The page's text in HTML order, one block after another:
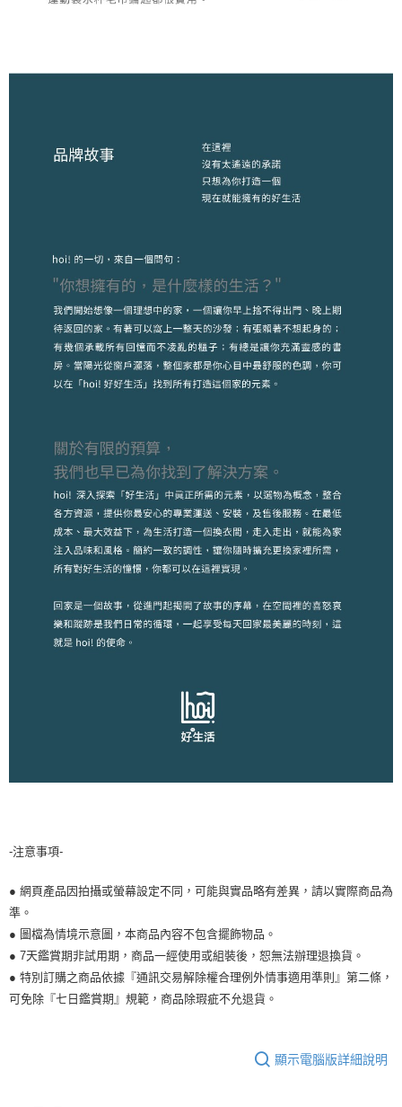
-注意事項-
● 網頁產品因拍攝或螢幕設定不同，可能與實品略有差異，請以實際商品為
準。
● 圖檔為情境示意圖，本商品內容不包含擺飾物品。
● 7天鑑賞期非試用期，商品一經使用或組裝後，恕無法辦理退換貨。
● 特別訂購之商品依據『通訊交易解除權合理例外情事適用準則』第二條，
可免除『七日鑑賞期』規範，商品除瑕疵不允退貨。
顯示電腦版詳細說明